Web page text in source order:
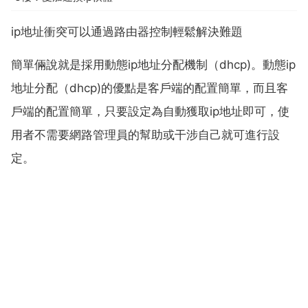
ip地址衝突可以通過路由器控制輕鬆解決難題
簡單倆說就是採用動態ip地址分配機制（dhcp)。動態ip
地址分配（dhcp)的優點是客戶端的配置簡單，而且客
戶端的配置簡單，只要設定為自動獲取iр地址即可，使
用者不需要網路管理員的幫助或干涉自己就可進行設
定。